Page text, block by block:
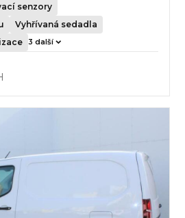
senzory
Vyhřívaná sedadla
3 další